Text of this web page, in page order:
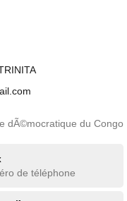
dÃ©mocratique du Congo
de téléphone